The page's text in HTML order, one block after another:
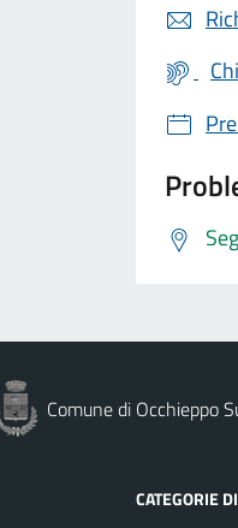
Comune di Occhieppo
CATEGORIE